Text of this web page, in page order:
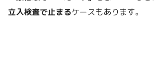
立入検査で止まるケースもあります。